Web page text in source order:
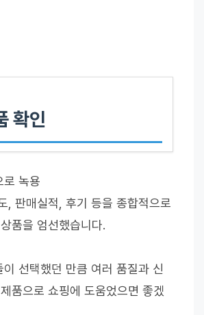
확인
녹용
, 판매실적, 후기 등을 종합적으로
품을 엄선했습니다.
선택했던 만큼 여러 품질과 신
품으로 쇼핑에 도움었으면 좋겠